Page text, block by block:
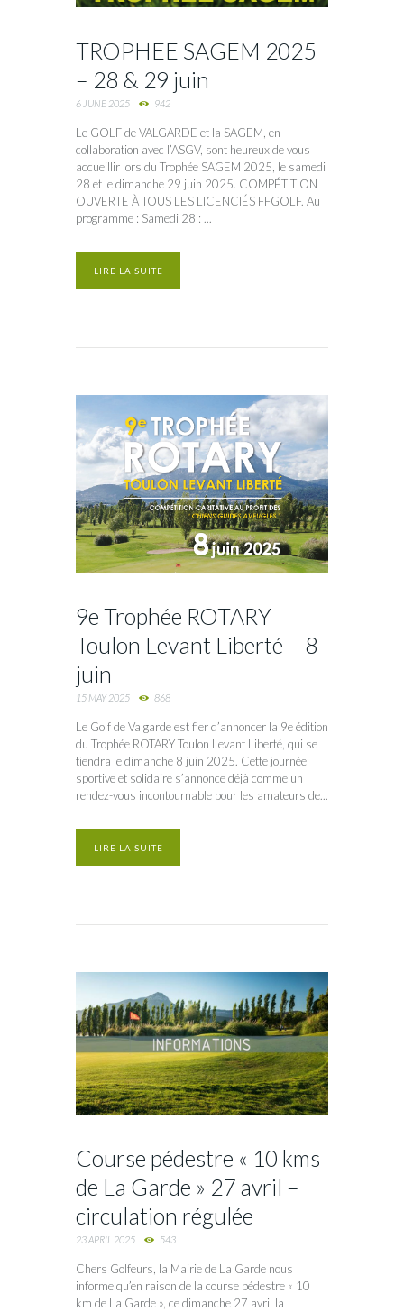
TROPHEE SAGEM 2025
– 28 & 29 juin
6 JUNE 2025 942
Le GOLF de VALGARDE et la SAGEM, en
collaboration avec l’ASGV, sont heureux de vous
accueillir lors du Trophée SAGEM 2025, le samedi
28 et le dimanche 29 juin 2025. COMPÉTITION
OUVERTE À TOUS LES LICENCIÉS FFGOLF. Au
programme : Samedi 28 : ...
LIRE LA SUITE
9e Trophée ROTARY
Toulon Levant Liberté – 8
juin
15 MAY 2025 868
Le Golf de Valgarde est fier d’annoncer la 9e édition
du Trophée ROTARY Toulon Levant Liberté, qui se
tiendra le dimanche 8 juin 2025. Cette journée
sportive et solidaire s’annonce déjà comme un
rendez-vous incontournable pour les amateurs de...
LIRE LA SUITE
Course pédestre « 10 kms
de La Garde » 27 avril –
circulation régulée
23 APRIL 2025 543
Chers Golfeurs, la Mairie de La Garde nous
informe qu’en raison de la course pédestre « 10
km de La Garde », ce dimanche 27 avril la